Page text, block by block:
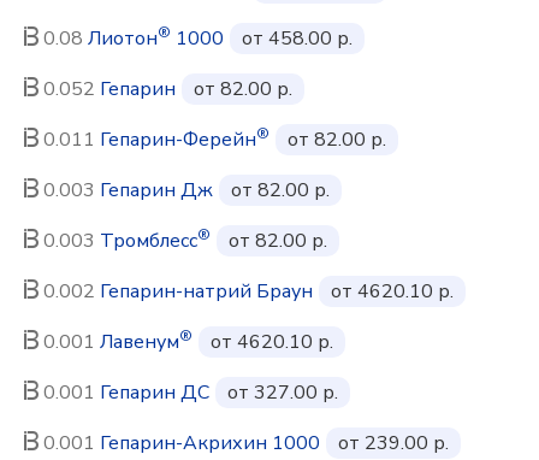
0.08 Лиотон® 1000
от 458.00 р.
0.052 Гепарин
от 82.00 р.
0.011 Гепарин-Ферейн®
от 82.00 р.
0.003 Гепарин Дж
от 82.00 р.
0.003 Тромблесс®
от 82.00 р.
0.002 Гепарин-натрий Браун
от 4620.10 р.
0.001 Лавенум®
от 4620.10 р.
0.001 Гепарин ДС
от 327.00 р.
0.001 Гепарин-Акрихин 1000 от 239.00 р.